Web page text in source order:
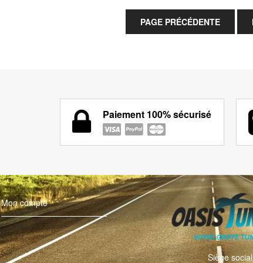
Paiement 100% sécurisé
Mon compte
Siège social